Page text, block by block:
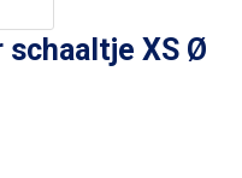
schaaltje XS Ø